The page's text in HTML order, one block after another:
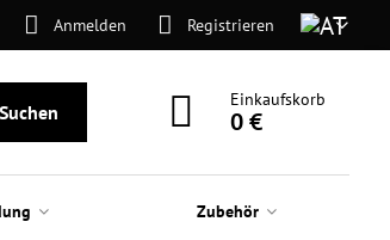
Anmelden Registrieren
Suchen
Einkaufskorb
0 €
Zubehör